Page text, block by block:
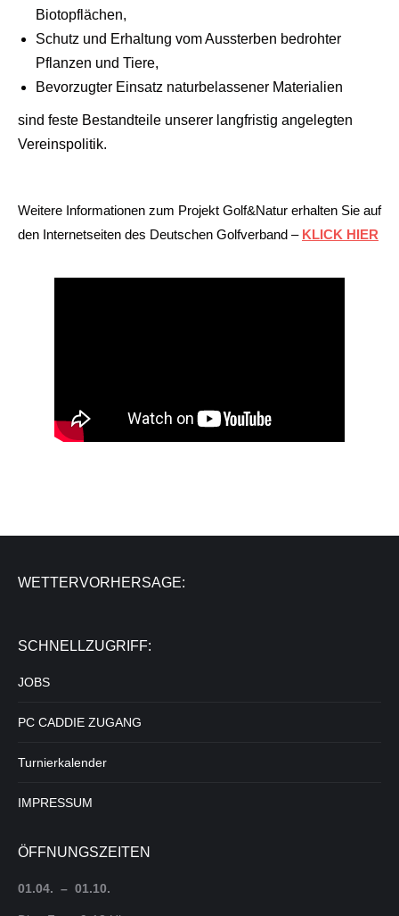
Biotopflächen,
Schutz und Erhaltung vom Aussterben bedrohter
Pflanzen und Tiere,
Bevorzugter Einsatz naturbelassener Materialien
sind feste Bestandteile unserer langfristig angelegten
Vereinspolitik.
Weitere Informationen zum Projekt Golf&Natur erhalten Sie auf
den Internetseiten des Deutschen Golfverband – KLICK HIER
WETTERVORHERSAGE:
SCHNELLZUGRIFF:
JOBS
PC CADDIE ZUGANG
Turnierkalender
IMPRESSUM
ÖFFNUNGSZEITEN
01.04. – 01.10.